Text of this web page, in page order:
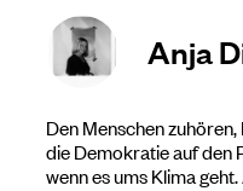
Anja
Den Menschen
die Demokratie auf den
wenn es ums Klima